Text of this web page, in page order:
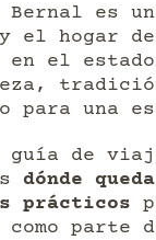
Bernal es
el hogar
en el
para una
guía de
dónde
prácticos
parte